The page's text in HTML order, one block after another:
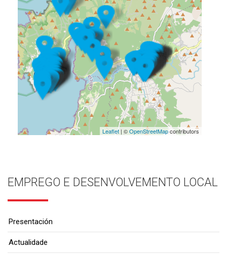
Leaflet| ©OpenStreetMapcontributors
EMPREGO E DESENVOLVEMENTO LOCAL
Presentación
Actualidade